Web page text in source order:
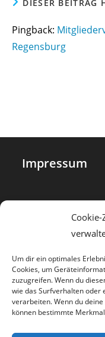
Um dir ein optimales
Cookies, um
zuzugreifen. Wenn du
wie das Surfverhalten oder
verarbeiten. Wenn du
können bestimmte
DIESER BEITRAG
Pingback:
Regensburg
Impressum
Datenschutz
Cookie-